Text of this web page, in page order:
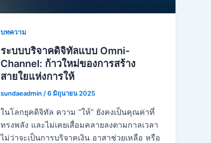
บทความ
ระบบบริจาคดิจิทัลแบบ Omni-
Channel: ก้าวใหม่ของการสร้าง
สายใยแห่งการให้
sundaeadmin /6 มิถุนายน 2025
ในโลกยุคดิจิทัล ความ “ให้” ยังคงเป็นคุณค่าที่
ทรงพลัง และไม่เคยเสื่อมคลายลงตามกาลเวลา
ไม่ว่าจะเป็นการบริจาคเงิน อาสาช่วยเหลือ หรือ